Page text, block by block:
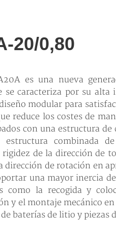
20/0,80
es una nueva
se caracteriza por su
modular para
reduce los costes de
con una estructura
estructura combinada
rigidez de la dirección de
dirección de rotación en
una mayor inercia
como la recogida y
y el montaje mecánico
baterías de litio y piezas